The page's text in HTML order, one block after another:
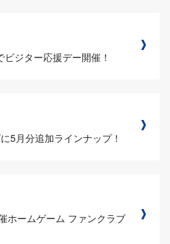
ジター応援デー開催！
5月分追加ラインナップ！
ホームゲーム ファンクラブ